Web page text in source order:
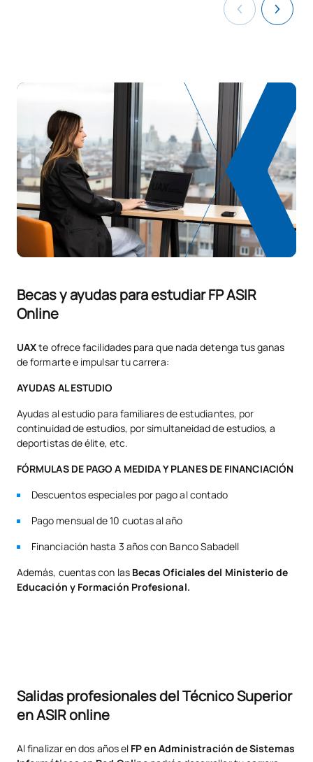
ASIGNATURAS OPTATIVAS
Código Asignaturas Carácter* Créditos
Optativa OP 1
Lista de Asignaturas Optativas
ASIGNATURAS ANUALES
V0140106
Introducción a inglés
profesional (GS)
OP
V0240117 Ciberseguridad OP 5
Becas y ayudas para estudiar FP ASIR
Online
UAXte ofrece facilidades para que nada detenga tus ganas
de formarte e impulsar tu carrera:
AYUDAS AL ESTUDIO
Ayudas al estudio para familiares de estudiantes, por
continuidad de estudios, por simultaneidad de estudios, a
deportistas de élite, etc.
FÓRMULAS DE PAGO A MEDIDA Y PLANES DE FINANCIACIÓN
Descuentos especiales por pago al contado
Pago mensual de 10 cuotas al año
Financiación hasta 3 años con Banco Sabadell
Además, cuentas con lasBecas Oficiales del Ministerio de
Educación y Formación Profesional.
Salidas profesionales del Técnico Superior
en ASIR online
Al finalizar en dos años el FP en Administración de Sistemas